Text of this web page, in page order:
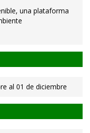
una plataforma
al 01 de diciembre